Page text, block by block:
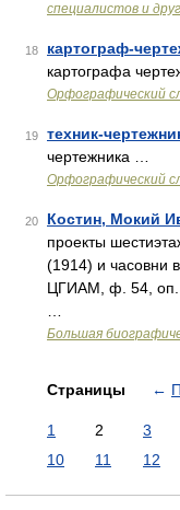
специалистов и
18 картограф-
картографа
Орфографический
19 техник-
чертежника …
Орфографический
20 Костин, Мокий
проекты
(1914) и часовни
ЦГИАМ, ф. 54, оп.
Большая
Страницы ←
1 2 3
10
11 12